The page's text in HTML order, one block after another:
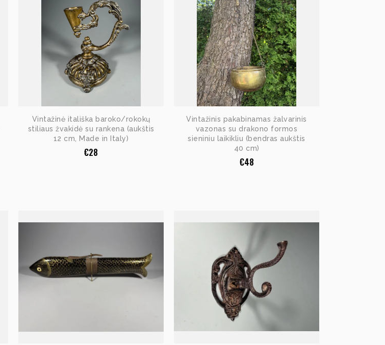
Vintažinė itališka baroko/rokokų
stiliaus žvakidė su rankena (aukštis
12 cm, Made in Italy)
€28
Vintažinis pakabinamas žalvarinis
vazonas su drakono formos
sieniniu laikikliu (bendras aukštis
40 cm)
€48